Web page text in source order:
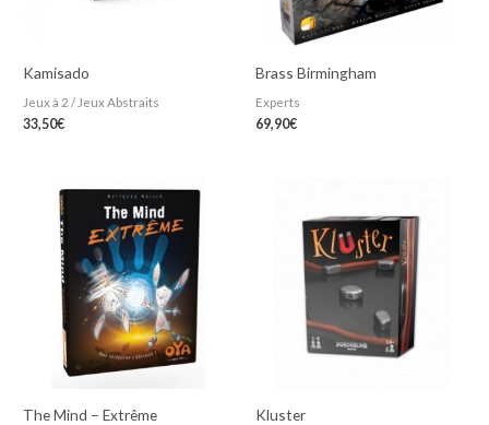
Kamisado
Jeux à 2 / Jeux Abstraits
33,50€
Brass Birmingham
Experts
69,90€
The Mind – Extrême Kluster